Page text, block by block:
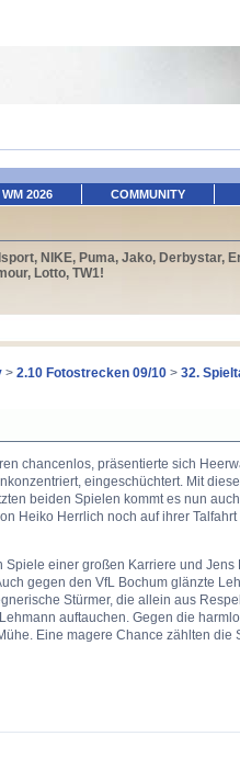
WM 2026 COMMUNITY
NIKE, Puma, Jako, Derbystar,
Lotto, TW1!
> 2.10 Fotostrecken 09/10 > 32.
chancenlos, präsentierte sich
eingeschüchtert. Mit
beiden Spielen kommt es nun
Heiko Herrlich noch auf ihrer
Spiele einer großen Karriere und
gegen den VfL Bochum glänzte
Stürmer, die allein aus
auftauchen. Gegen die
Eine magere Chance zählten die